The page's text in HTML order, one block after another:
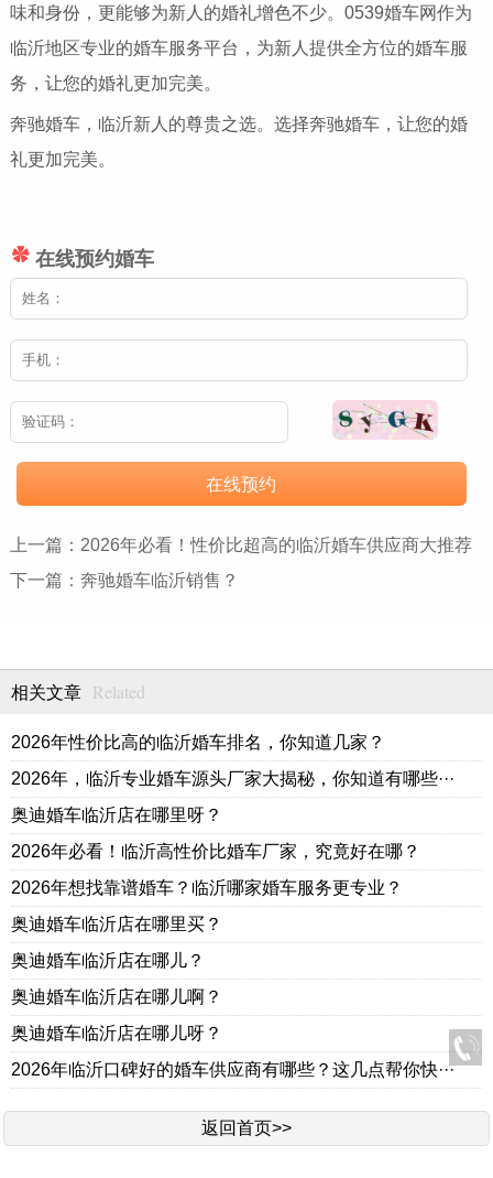
味和身份，更能够为新人的婚礼增色不少。0539婚车网作为
临沂地区专业的婚车服务平台，为新人提供全方位的婚车服
务，让您的婚礼更加完美。
奔驰婚车，临沂新人的尊贵之选。选择奔驰婚车，让您的婚
礼更加完美。
在线预约婚车
在线预约
上一篇： 2026年必看！性价比超高的临沂婚车供应商大推荐
下一篇： 奔驰婚车临沂销售？
相关文章 Related
2026年性价比高的临沂婚车排名，你知道几家？
2026年，临沂专业婚车源头厂家大揭秘，你知道有哪些···
奥迪婚车临沂店在哪里呀？
2026年必看！临沂高性价比婚车厂家，究竟好在哪？
2026年想找靠谱婚车？临沂哪家婚车服务更专业？
奥迪婚车临沂店在哪里买？
奥迪婚车临沂店在哪儿？
奥迪婚车临沂店在哪儿啊？
奥迪婚车临沂店在哪儿呀？
2026年临沂口碑好的婚车供应商有哪些？这几点帮你快···
返回首页>>